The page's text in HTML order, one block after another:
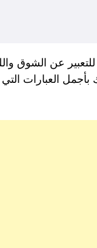
عن الشوق
العبارات التي